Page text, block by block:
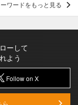
ワードをもっと見る
ーして
よう
Follow on X
ら